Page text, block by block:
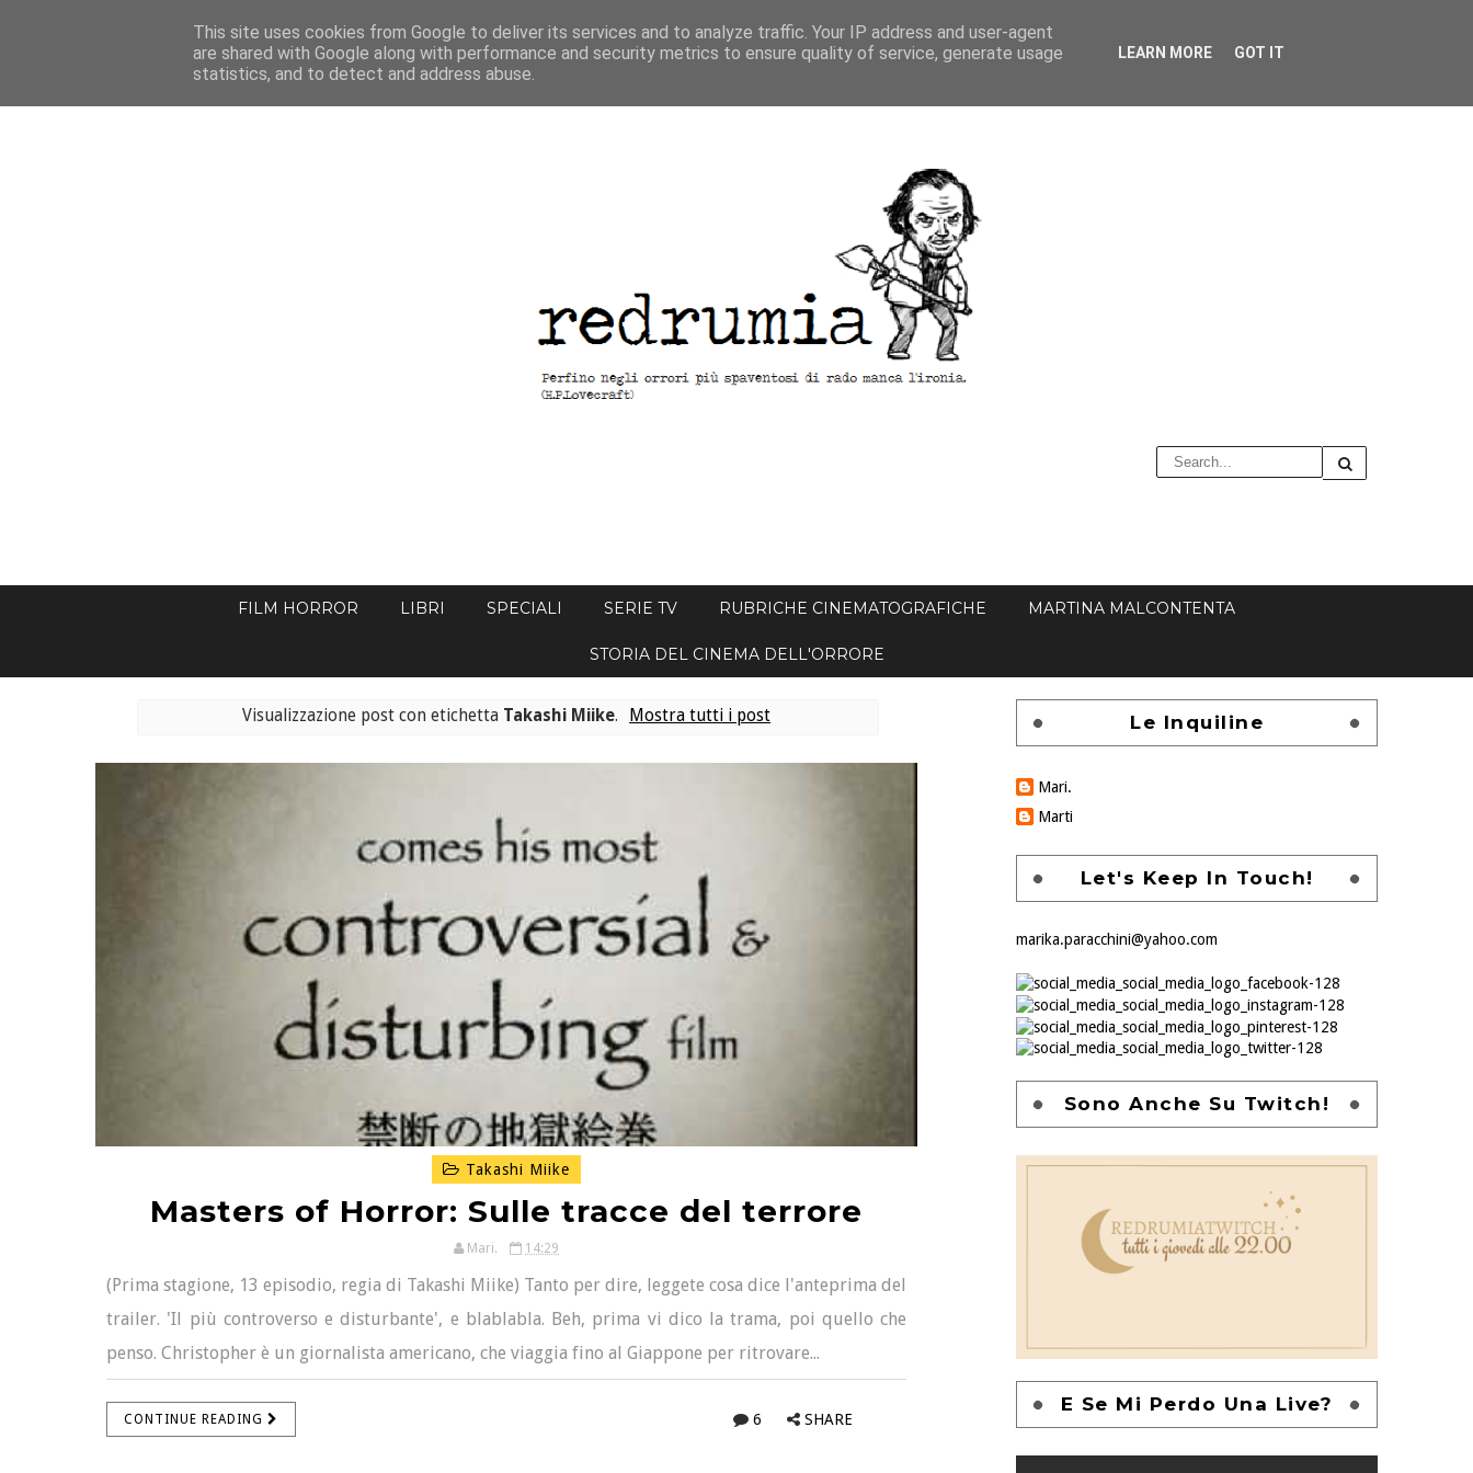
FILM HORROR LIBRI SPECIALI SERIE TV RUBRICHE CINEMATOGRAFICHE MARTINA MALCONTENTA
STORIA DEL CINEMA DELL'ORRORE
Visualizzazione post con etichetta Takashi Miike. Mostra tutti i post
Takashi Miike
Masters of Horror: Sulle tracce del terrore
Mari. 14:29
(Prima stagione, 13 episodio, regia di Takashi Miike) Tanto per dire, leggete cosa dice l'anteprima del
trailer. 'Il più controverso e disturbante', e blablabla. Beh, prima vi dico la trama, poi quello che
penso. Christopher è un giornalista americano, che viaggia fino al Giappone per ritrovare...
CONTINUE READING 6 SHARE
Le Inquiline
Mari.
Marti
Let's Keep In Touch!
marika.paracchini@yahoo.com
Sono Anche Su Twitch!
E Se Mi Perdo Una Live?
This site uses cookies from Google to deliver its services and to analyze traffic. Your IP address and user-agent
are shared with Google along with performance and security metrics to ensure quality of service, generate usage
statistics, and to detect and address abuse.
LEARN MORE GOT IT